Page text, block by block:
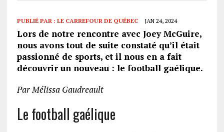
PUBLIÉ PAR : LE CARREFOUR DE QUÉBEC JAN 24, 2024
Lors de notre rencontre avec Joey McGuire,
nous avons tout de suite constaté qu’il était
passionné de sports, et il nous en a fait
découvrir un nouveau : le football gaélique.
Par Mélissa Gaudreault
Le football gaélique